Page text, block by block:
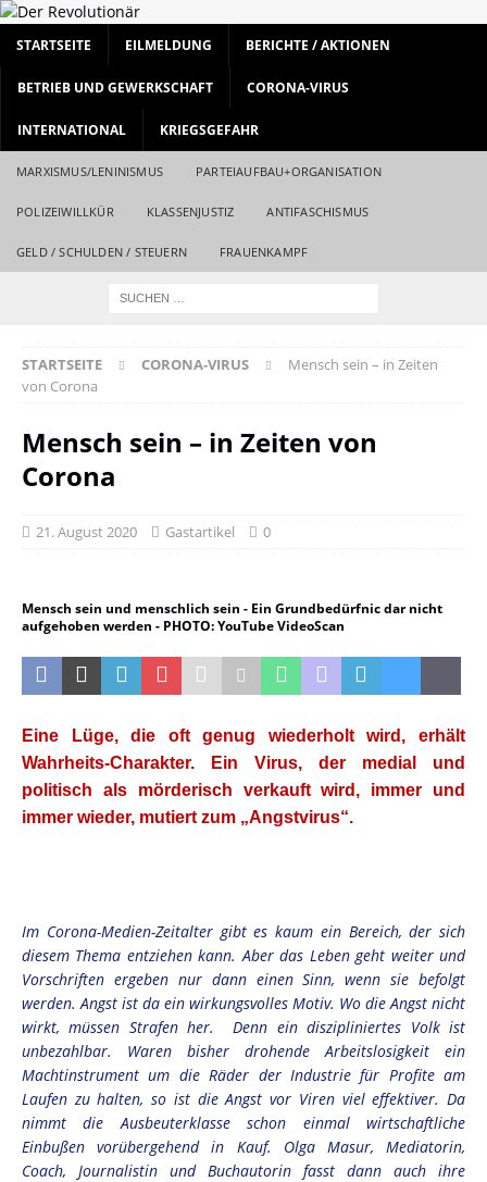
STARTSEITE EILMELDUNG BERICHTE / AKTIONEN
BETRIEB UND GEWERKSCHAFT CORONA-VIRUS
INTERNATIONAL KRIEGSGEFAHR
MARXISMUS/LENINISMUS PARTEIAUFBAU+ORGANISATION
POLIZEIWILLKÜR KLASSENJUSTIZ ANTIFASCHISMUS
GELD / SCHULDEN / STEUERN FRAUENKAMPF
STARTSEITE CORONA-VIRUS
Mensch sein – in Zeiten
von Corona
Mensch sein – in Zeiten von
Corona
21. August 2020 Gastartikel 0
Mensch sein und menschlich sein - Ein Grundbedürfnic dar nicht
aufgehoben werden - PHOTO: YouTube VideoScan
Eine Lüge, die oft genug wiederholt wird, erhält
Wahrheits-Charakter. Ein Virus, der medial und
politisch als mörderisch verkauft wird, immer und
immer wieder, mutiert zum „Angstvirus“.
Im Corona-Medien-Zeitalter gibt es kaum ein Bereich, der sich
diesem Thema entziehen kann. Aber das Leben geht weiter und
Vorschriften ergeben nur dann einen Sinn, wenn sie befolgt
werden. Angst ist da ein wirkungsvolles Motiv. Wo die Angst nicht
wirkt, müssen Strafen her. Denn ein diszipliniertes Volk ist
unbezahlbar. Waren bisher drohende Arbeitslosigkeit ein
Machtinstrument um die Räder der Industrie für Profite am
Laufen zu halten, so ist die Angst vor Viren viel effektiver. Da
nimmt die Ausbeuterklasse schon einmal wirtschaftliche
Einbußen vorübergehend in Kauf. Olga Masur, Mediatorin,
Coach, Journalistin und Buchautorin fasst dann auch ihre